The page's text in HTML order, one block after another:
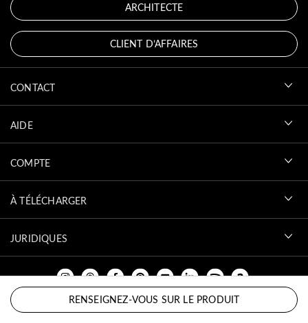
RENSEIGNEZ-VOUS SUR LE PRODUIT
ARCHITECTE
CLIENT D’AFFAIRES
CONTACT
AIDE
COMPTE
À TÉLÉCHARGER
JURIDIQUES
DÉROULER VERS LE HAUT